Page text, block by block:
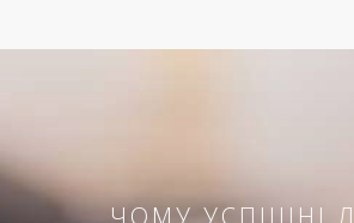
ЧОМУ УСПІШНІ